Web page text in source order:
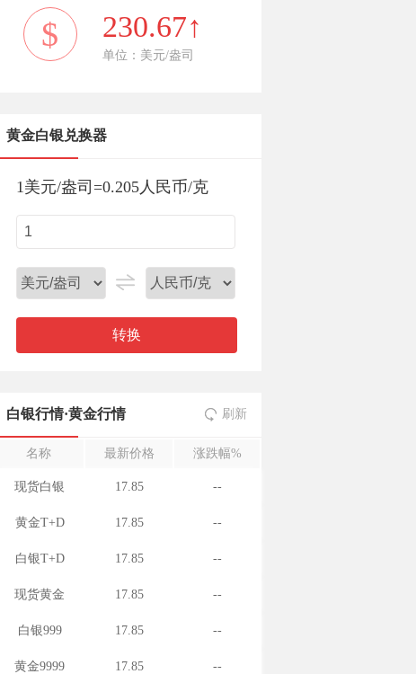
$ 230.67↑
单位：美元/盎司
黄金白银兑换器
1美元/盎司 =0.205人民币/克
转换
白银行情·黄金行情 刷新
名称 最新价格 涨跌幅%
现货白银 17.85 --
黄金T+D 17.85 --
白银T+D 17.85 --
现货黄金 17.85 --
白银999 17.85 --
黄金9999 17.85 --